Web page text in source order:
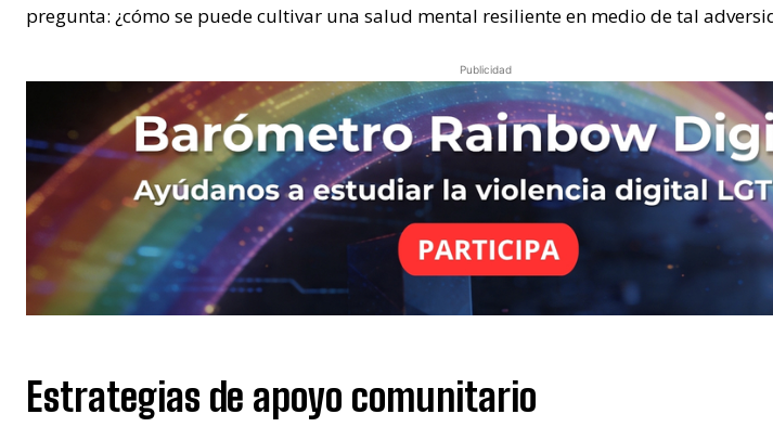
pregunta: ¿cómo se puede cultivar una salud mental resiliente en medio de tal
Publicidad
Estrategias de apoyo comunitario